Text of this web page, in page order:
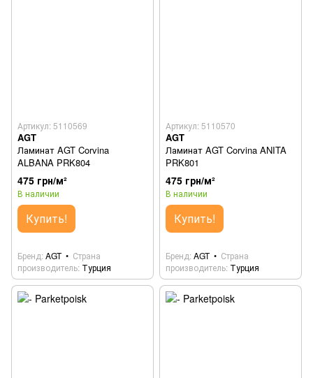
Артикул: 5110569
AGT
Ламинат AGT Corvina
ALBANA PRK804
475 грн/м²
В наличии
Купить!
Бренд AGT
Страна
производитель Турция
Артикул: 5110570
AGT
Ламинат AGT Corvina ANITA
PRK801
475 грн/м²
В наличии
Купить!
Бренд AGT
Страна
производитель Турция